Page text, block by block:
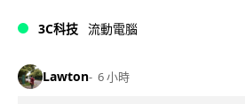
3C科技 流動電腦
Lawton 6 小時